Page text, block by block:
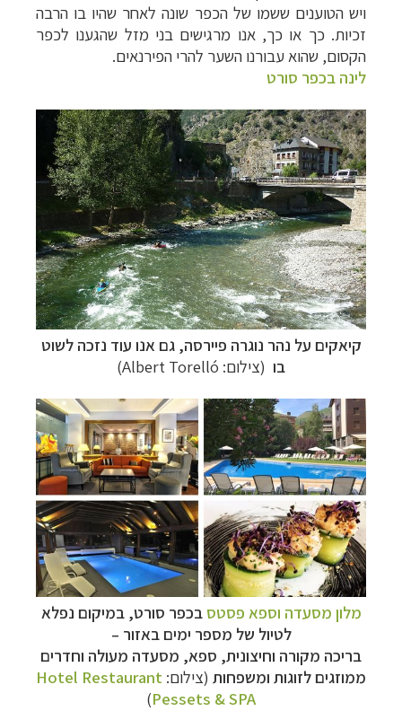
ויש הטוענים ששמו של הכפר שונה לאחר שהיו בו הרבה
זכיות. כך או כך, אנו מרגישים בני מזל שהגענו לכפר
הקסום, שהוא עבורנו השער להרי הפירנאים.
לינה בכפר סורט
קיאקים על נהר נוגרה פיירסה, גם אנו עוד נזכה לשוט
בו (צילום: Albert Torelló
)
מלון מסעדה וספא פסטס בכפר סורט, במיקום נפלא
לטיול של מספר ימים באזור –
בריכה מקורה וחיצונית, ספא, מסעדה מעולה וחדרים
ממוזגים לזוגות ומשפחות (צילום: Hotel Restaurant
Pessets & SPA
)
קרוזים והפלגות נופשלחצו לרשימת היעדים »
הפלגות לאנטארקטיקהלחצו לכל מסלולי ההפלגות »
הפלגות לארצות הקוטב הצפונילחצו לקבלת כל
האפשרויות »